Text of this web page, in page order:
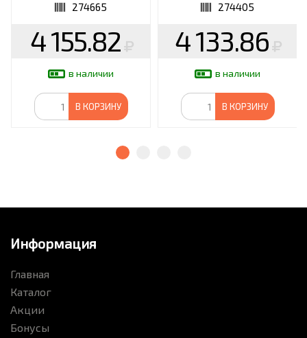
274665
4 155.82
в наличии
В КОРЗИНУ
274405
4 133.86
в наличии
В КОРЗИНУ
Информация
Главная
Каталог
Акции
Бонусы